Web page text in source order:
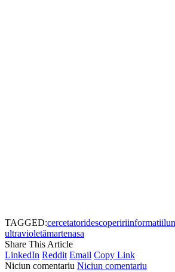
TAGGED:cercetatoridescopeririinformatii
ultravioletămartenasa
Share This Article
LinkedIn Reddit Email Copy Link
Niciun comentariu Niciun comentariu